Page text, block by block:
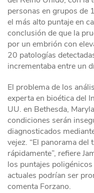
personas en grupos de
el más alto puntaje en
conclusión de que la
por un embrión con
20 patologías
incrementaba entre un
El problema de los
experta en bioética del
UU. en Bethesda,
condiciones serán
diagnosticados
vejez. “El panorama
rápidamente”, refiere
los puntajes
actuales podrían ser
comenta Forzano.